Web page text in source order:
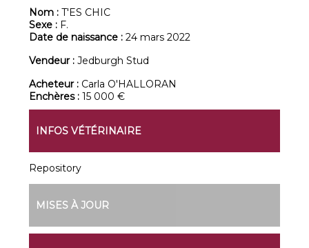
Nom :T'ES CHIC
Sexe : F.
Date de naissance :24 mars 2022
Vendeur :Jedburgh Stud
Acheteur : Carla O'HALLORAN
Enchères :15 000 €
INFOS VÉTÉRINAIRE
Repository
MISES À JOUR